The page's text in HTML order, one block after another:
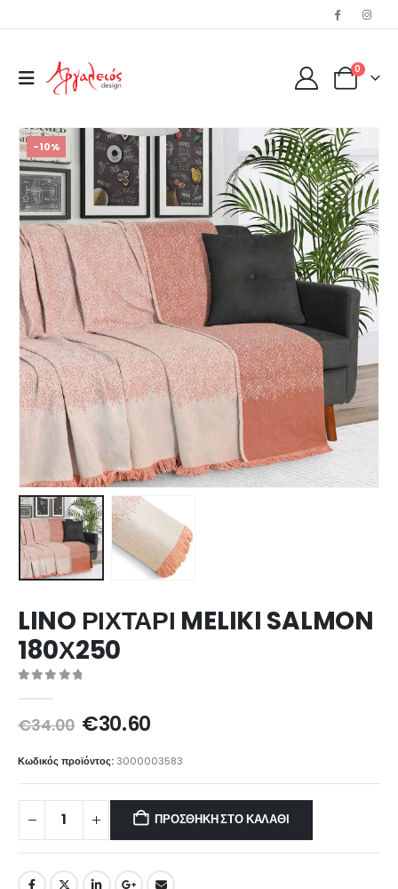
0
-10%
LINO ΡΙΧΤΑΡΙ MELIKI SALMON
180Χ250
€34.00 Original
was:
€34.00.
€30.60Η
τιμή
είναι:
€30.60.
Κωδικός προϊόντος:3000003583
ΠΡΟΣΘΉΚΗ ΣΤΟ ΚΑΛΆΘΙ